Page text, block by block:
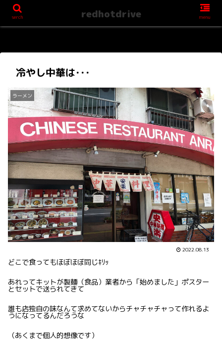
冷やし中華は･･･
ラーメン
2022.08.13
どこで食ってもほぼほぼ同じｷﾘｯ
あれってキットが製麺（食品）業者から「始めました」ポスター
とセットで送られてきて
誰も店独自の味なんて求めてないからチャチャチャって作れるよ
うになってるんだろうな
（あくまで個人的想像です）
serch redhotdrive menu